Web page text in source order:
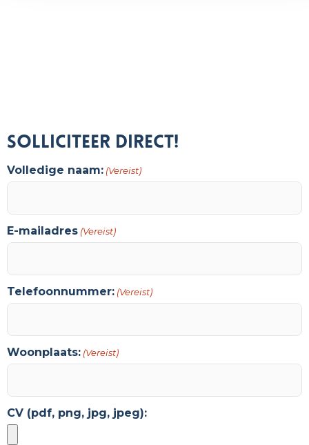
Solliciteer direct!
Volledige naam: (Vereist)
E-mailadres (Vereist)
Telefoonnummer: (Vereist)
Woonplaats: (Vereist)
CV (pdf, png, jpg, jpeg):